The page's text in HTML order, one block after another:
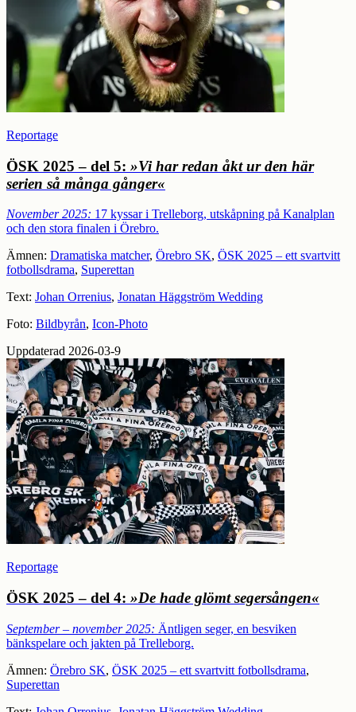
Reportage
ÖSK 2025 – del 5: »Vi har redan åkt ur den här
serien så många gånger«
November 2025: 17 kyssar i Trelleborg, utskåpning på Kanalplan
och den stora finalen i Örebro.
Ämnen: Dramatiska matcher, Örebro SK, ÖSK 2025 – ett svartvitt
fotbollsdrama, Superettan
Text: Johan Orrenius, Jonatan Häggström Wedding
Foto: Bildbyrån, Icon-Photo
Uppdaterad 2026-03-9
Reportage
ÖSK 2025 – del 4: »De hade glömt segersången«
September – november 2025: Äntligen seger, en besviken
bänkspelare och jakten på Trelleborg.
Ämnen: Örebro SK, ÖSK 2025 – ett svartvitt fotbollsdrama,
Superettan